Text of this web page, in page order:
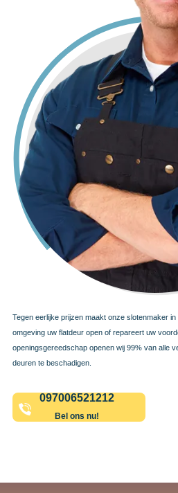
Tegen eerlijke prijzen maakt onze slotenmaker
omgeving uw flatdeur open of repareert uw
openingsgereedschap openen wij 99% van alle
deuren te beschadigen.
097006521212
Bel ons nu!